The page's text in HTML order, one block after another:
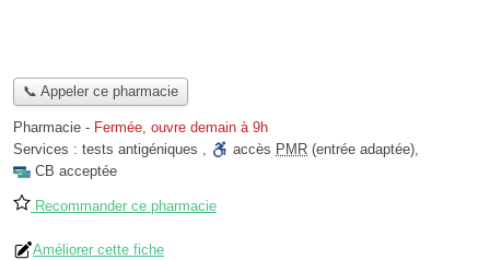
📞 Appeler ce pharmacie
Pharmacie - Fermée, ouvre demain à 9h
Services : tests antigéniques , accès PMR (entrée adaptée),
CB acceptée
Recommander ce pharmacie
Améliorer cette fiche